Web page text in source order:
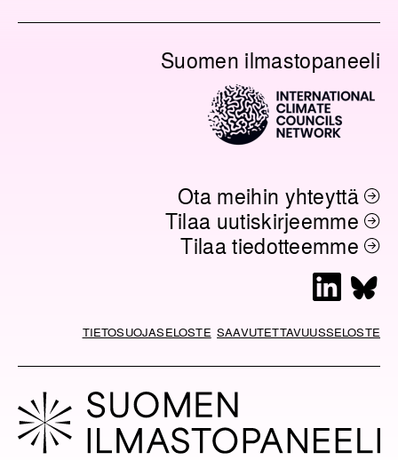
Suomen ilmastopaneeli
Ota meihin yhteyttä
Tilaa uutiskirjeemme
Tilaa tiedotteemme
L
n
k
I
u
e
y
TIETOSUOJASELOSTE SAAVUTETTAVUUSSELOSTE